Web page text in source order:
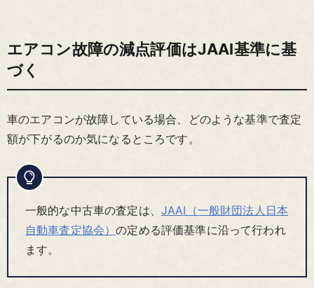
エアコン故障の減点評価はJAAI基準に基
づく
車のエアコンが故障している場合、どのような基準で査定
額が下がるのか気になるところです。
一般的な中古車の査定は、 JAAI（一般財団法人日本
自動車査定協会）の定める評価基準に沿って行われ
ます。